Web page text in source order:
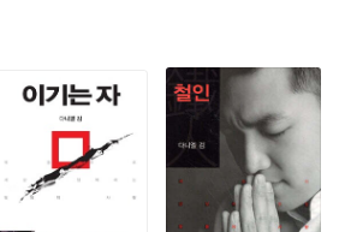
2월 미국 남침례교단에서 목사 안수를 받았
심’이라는 가치를 내걸고 온전한 예배자를 길
Jesus Generation Movement)의 대표